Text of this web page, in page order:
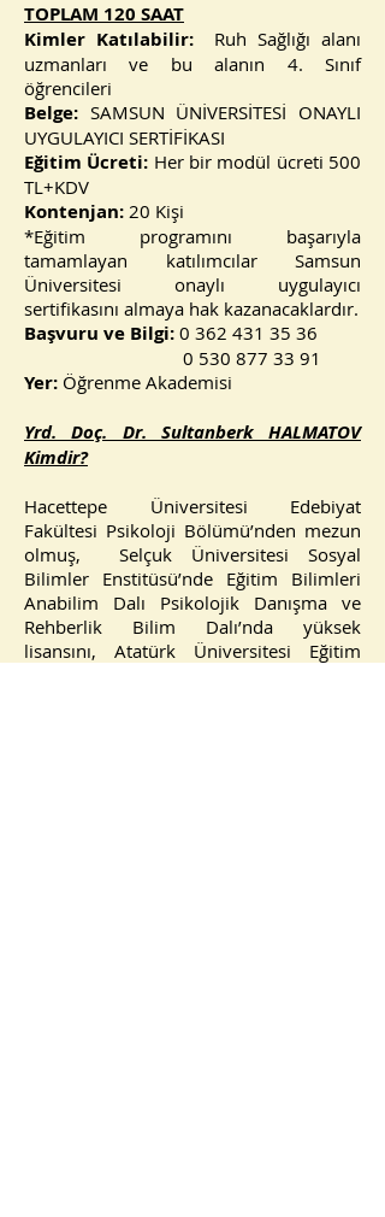
TOPLAM 120 SAAT
Kimler Katılabilir:
Ruh Sağlığı alanı
uzmanları ve bu alanın 4. Sınıf
öğrencileri
Belge: SAMSUN ÜNİVERSİTESİ ONAYLI
UYGULAYICI SERTİFİKASI
Eğitim Ücreti: Her bir modül ücreti 500
TL+KDV
Kontenjan: 20 Kişi
*Eğitim programını başarıyla
tamamlayan katılımcılar Samsun
Üniversitesi onaylı uygulayıcı
sertifikasını almaya hak kazanacaklardır.
Başvuru ve Bilgi: 0 362 431 35 36
0 530 877 33 91
Yer: Öğrenme Akademisi
Yrd. Doç. Dr. Sultanberk HALMATOV
Kimdir?
Hacettepe Üniversitesi Edebiyat
Fakültesi Psikoloji Bölümü’nden mezun
olmuş, Selçuk Üniversitesi Sosyal
Bilimler Enstitüsü’nde Eğitim Bilimleri
Anabilim Dalı Psikolojik Danışma ve
Rehberlik Bilim Dalı’nda yüksek
lisansını, Atatürk Üniversitesi Eğitim